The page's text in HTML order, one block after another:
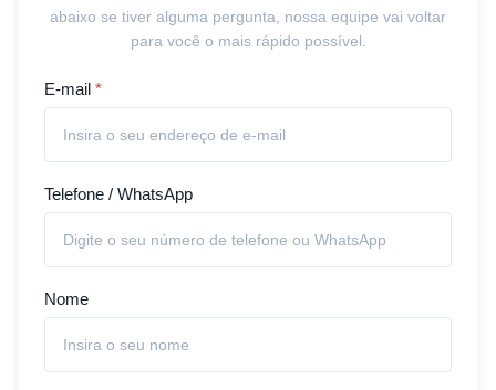
abaixo se tiver alguma pergunta, nossa equipe vai voltar
para você o mais rápido possível.
E-mail *
Telefone / WhatsApp
Nome